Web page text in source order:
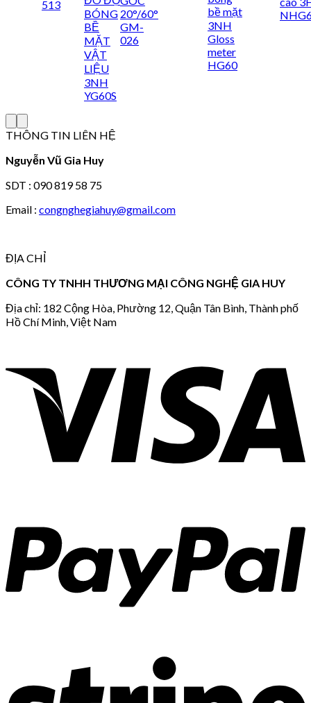
513
BÓNG
BỀ
MẶT
VẬT
LIỆU
3NH
YG60S
20°/60°
GM-
026
bề mặt
3NH
Gloss
meter
HG60
THÔNG TIN LIÊN HỆ
Nguyễn Vũ Gia Huy
SDT : 090 819 58 75
Email : congnghegiahuy@gmail.com
ĐỊA CHỈ
CÔNG TY TNHH THƯƠNG MẠI CÔNG NGHỆ GIA HUY
Địa chỉ: 182 Cộng Hòa, Phường 12, Quận Tân Bình, Thành phố
Hồ Chí Minh, Việt Nam